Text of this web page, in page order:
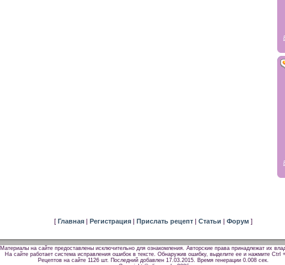
[ Главная | Регистрация | Прислать рецепт | Статьи | Форум ]
Материалы на сайте предоставлены исключительно для ознакомления. Авторские права принадлежат их
На сайте работает система исправления ошибок в тексте. Обнаружив ошибку, выделите ее и нажмите Ctrl
Рецептов на сайте 1126 шт. Последний добавлен 17.03.2015. Время генерации 0.008 сек.